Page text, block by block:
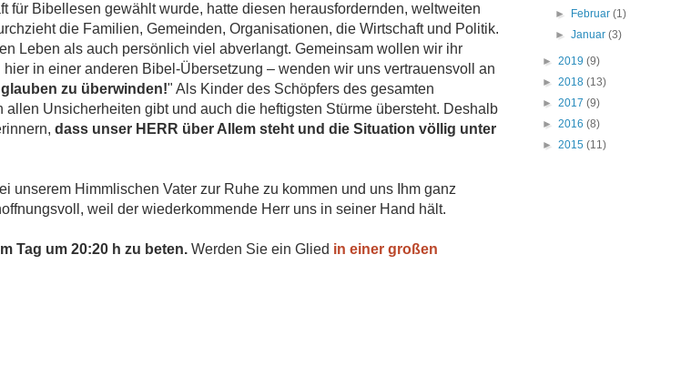
für Bibellesen gewählt wurde, hatte diesen herausfordernden, weltweiten
die Familien, Gemeinden, Organisationen, die Wirtschaft und Politik.
Leben als auch persönlich viel abverlangt. Gemeinsam wollen wir ihr
in einer anderen Bibel-Übersetzung – wenden wir uns vertrauensvoll an
zu überwinden!" Als Kinder des Schöpfers des gesamten
Unsicherheiten gibt und auch die heftigsten Stürme übersteht. Deshalb
dass unser HERR über Allem steht und die Situation völlig unter
unserem Himmlischen Vater zur Ruhe zu kommen und uns Ihm ganz
weil der wiederkommende Herr uns in seiner Hand hält.
Tag um 20:20 h zu beten. Werden Sie ein Glied in einer großen
► Februar(1)
►Januar(3)
► 2019 (9)
► 2018 (13)
► 2017 (9)
► 2016 (8)
► 2015 (11)